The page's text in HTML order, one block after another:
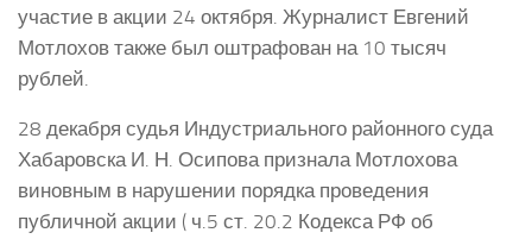
участие в акции 24 октября. Журналист Евгений
Мотлохов также был оштрафован на 10 тысяч
рублей.
28 декабря судья Индустриального районного суда
Хабаровска И. Н. Осипова признала Мотлохова
виновным в нарушении порядка проведения
публичной акции ( ч.5 ст. 20.2 Кодекса РФ об